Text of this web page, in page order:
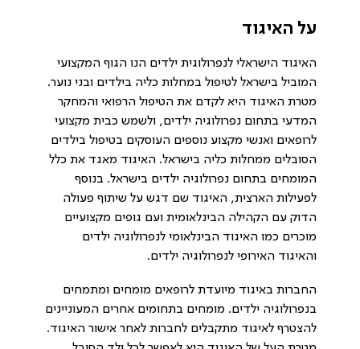
על האיגוד
האיגוד הישראלי לנפרולוגית ילדים הנו הגוף המקצועי
המוביל בישראל לטיפול במחלות כליה בילדים ובני נוער.
מטרת האיגוד היא לקדם את הטיפול הרפואי והמחקר
המדעי בתחום נפרולוגיה ילדים, ולשמש כבית מקצועי
לרופאים ואנשי מקצוע נוספים העוסקים בטיפול בילדים
הסובלים ממחלות כליה בישראל. האיגוד מאגד את כלל
המומחים בתחום נפרולוגיה ילדים בישראל. בנוסף
לפעילות הארצית, האיגוד שם דגש על שיתוף פעולה
הדוק עם הקהילה הבינלאומית ועם גופים מקצועיים
מוכרים כמו האיגוד הבינלאומי לנפרולוגיה ילדים
והאיגוד האירופי לנפרולוגיה ילדים.
החברות באיגוד מיועדת לרופאים מומחים ומתמחים
בנפרולוגיה ילדים. מומחים בתחומים אחרים המעוניינים
להצטרף לאיגוד מתקבלים לחברות לאחר אישור האיגוד.